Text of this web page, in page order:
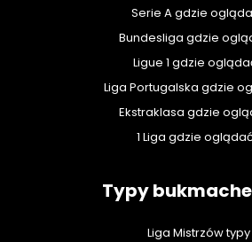
Serie A gdzie
Bundesliga gdzie
Ligue 1 gdzie
Liga Portugalska gdzie
Ekstraklasa gdzie
1 Liga gdzie
Typy
Liga Mistrzów typy